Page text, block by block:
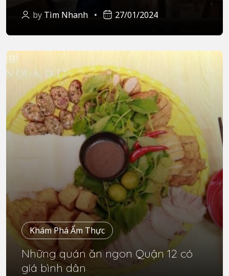
by Tìm Nhanh 27/01/2024
Khám Phá Ẩm Thực
Những quán ăn ngon Quận 12 có
giá bình dân